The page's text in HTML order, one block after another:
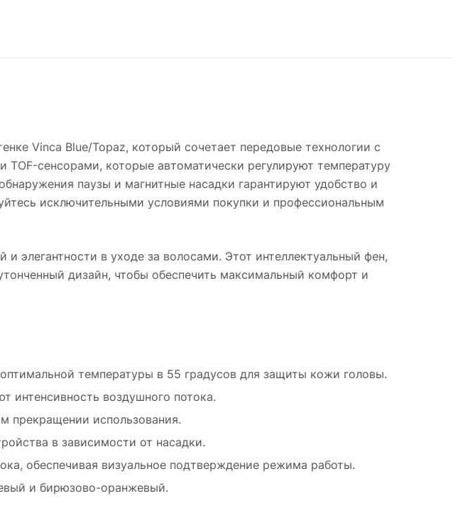
Vinca Blue/Topaz, который сочетает передовые технологии с
сенсорами, которые автоматически регулируют температуру
паузы и магнитные насадки гарантируют удобство и
исключительными условиями покупки и профессиональным
элегантности в уходе за волосами. Этот интеллектуальный фен,
дизайн, чтобы обеспечить максимальный комфорт и
температуры в 55 градусов для защиты кожи головы.
интенсивность воздушного потока.
прекращении использования.
в зависимости от насадки.
обеспечивая визуальное подтверждение режима работы.
и бирюзово-оранжевый.